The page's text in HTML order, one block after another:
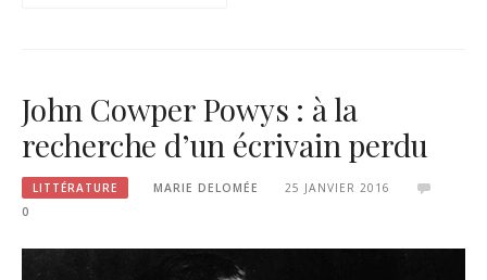
John Cowper Powys : à la
recherche d’un écrivain perdu
LITTÉRATURE MARIE DELOMÉE
25 JANVIER 2016
0